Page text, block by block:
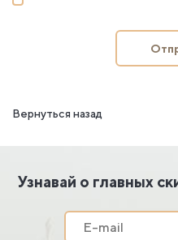
Вернуться назад
Узнавай о главных